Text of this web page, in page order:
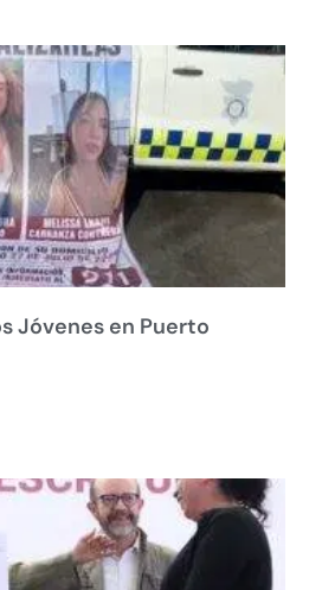
Jóvenes en Puerto